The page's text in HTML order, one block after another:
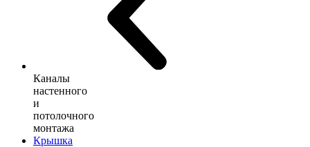
Каналы
настенного
и
потолочного
монтажа
Крышка